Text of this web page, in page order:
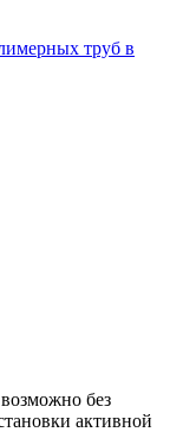
труб в
без
активной